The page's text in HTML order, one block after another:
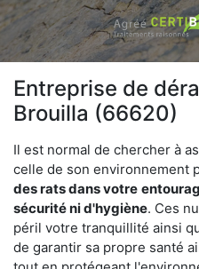
Entreprise de
Brouilla (66620)
Il est normal de chercher à
celle de son environnement
des rats dans votre
sécurité ni d'hygiène. Ces
péril votre tranquillité ainsi
de garantir sa propre santé